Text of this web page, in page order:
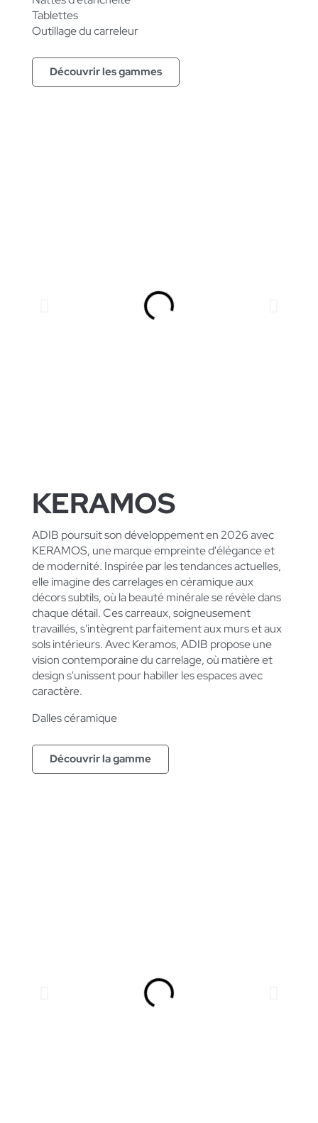
Tablettes
Outillage du carreleur
Découvrir les gammes
KERAMOS
ADIB poursuit son développement en 2026 avec
KERAMOS, une marque empreinte d'élégance et
de modernité. Inspirée par les tendances actuelles,
elle imagine des carrelages en céramique aux
décors subtils, où la beauté minérale se révèle dans
chaque détail. Ces carreaux, soigneusement
travaillés, s'intègrent parfaitement aux murs et aux
sols intérieurs. Avec Keramos, ADIB propose une
vision contemporaine du carrelage, où matière et
design s'unissent pour habiller les espaces avec
caractère.
Dalles céramique
Découvrir la gamme